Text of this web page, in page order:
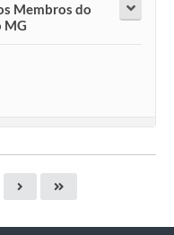
Membros do
MG